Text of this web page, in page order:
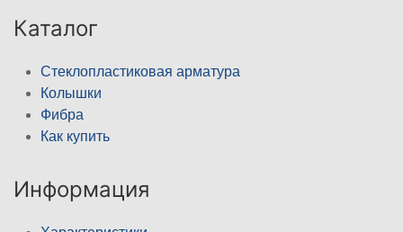
Каталог
Стеклопластиковая арматура
Колышки
Фибра
Как купить
Информация